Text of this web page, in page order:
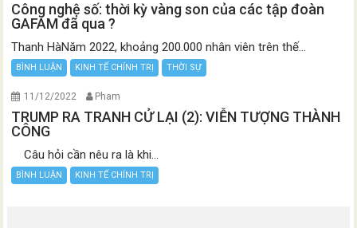
Công nghệ số: thời kỳ vàng son của các tập đoàn
GAFAM đã qua ?
Thanh HàNăm 2022, khoảng 200.000 nhân viên trên thế...
BÌNH LUẬN KINH TẾ CHÍNH TRỊ THỜI SỰ
11/12/2022 Pham
TRUMP RA TRANH CỬ LẠI (2): VIỄN TƯỢNG THÀNH
CÔNG
Câu hỏi cần nêu ra là khi...
BÌNH LUẬN KINH TẾ CHÍNH TRỊ